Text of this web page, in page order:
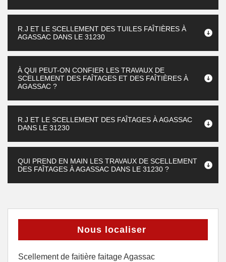
R.J ET LE SCELLEMENT DES TUILES FAÎTIÈRES À
AGASSAC DANS LE 31230
À QUI PEUT-ON CONFIER LES TRAVAUX DE
SCELLEMENT DES FAÎTAGES ET DES FAÎTIÈRES À
AGASSAC ?
R.J ET LE SCELLEMENT DES FAÎTAGES À AGASSAC
DANS LE 31230
QUI PREND EN MAIN LES TRAVAUX DE SCELLEMENT
DES FAÎTAGES À AGASSAC DANS LE 31230 ?
Nous localiser
Scellement de faitière faitage Agassac